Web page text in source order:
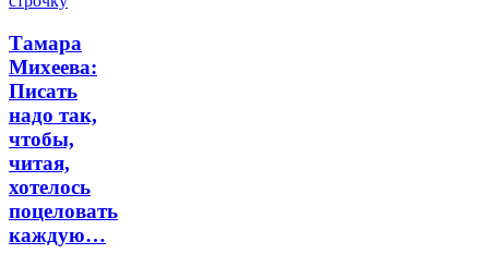
Тамара
Михеева:
Писать
надо так,
чтобы,
читая,
хотелось
поцеловать
каждую…